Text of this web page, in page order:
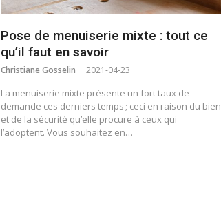
Pose de menuiserie mixte : tout ce
qu’il faut en savoir
Christiane Gosselin 2021-04-23
La menuiserie mixte présente un fort taux de
demande ces derniers temps ; ceci en raison du bien
et de la sécurité qu’elle procure à ceux qui
l’adoptent. Vous souhaitez en…